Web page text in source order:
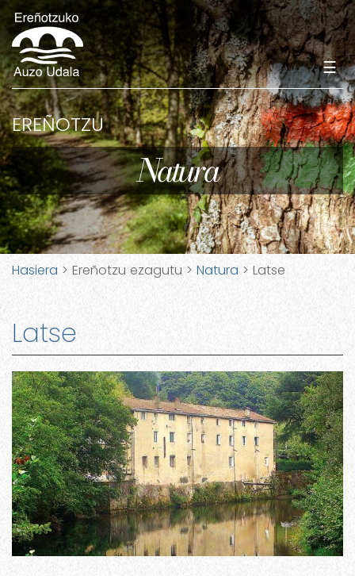
☰
EREÑOTZU
Natura
Hasiera > Ereñotzu ezagutu > Natura > Latse
Latse